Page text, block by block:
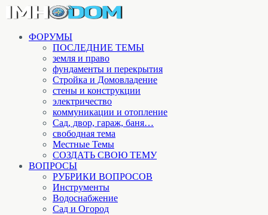
ФОРУМЫ
ПОСЛЕДНИЕ ТЕМЫ
земля и право
фундаменты и перекрытия
Стройка и Домовладение
стены и конструкции
электричество
коммуникации и отопление
Cад, двор, гараж, баня…
свободная тема
Местные Темы
СОЗДАТЬ СВОЮ ТЕМУ
ВОПРОСЫ
РУБРИКИ ВОПРОСОВ
Инструменты
Водоснабжение
Сад и Огород